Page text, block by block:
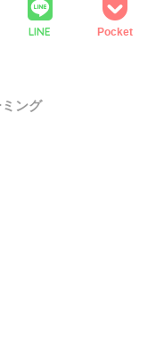
LINE Pocket
ング